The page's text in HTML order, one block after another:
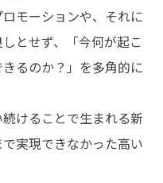
モーションや、それに
とせず、「今何が起こ
るのか？」を多角的に
けることで生まれる新
実現できなかった高い